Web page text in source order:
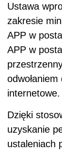
Ustawa
zakresie
APP w
APP w
internetowe.
Dzięki
uzyskanie
ustaleniach